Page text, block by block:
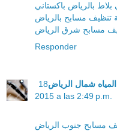
بالرياض باكستاني
تنظيف مسابح بالرياض
مسابح شرق الرياض
Responder
شمال الرياض18 de agosto de
2015 a las 2:49 p.m.
مسابح جنوب الرياض